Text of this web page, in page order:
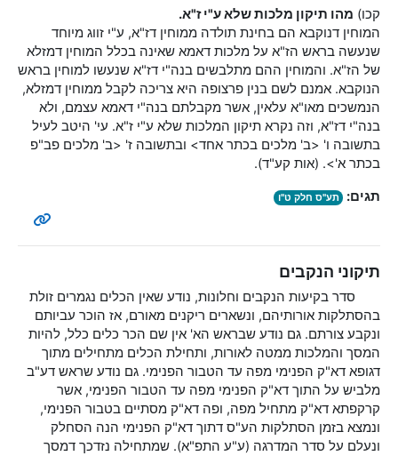
קכו) מהו תיקון מלכות שלא ע"י ז"א.
המוחין דנוקבא הם בחינת תולדה ממוחין דז"א, ע"י זווג מיוחד
שנעשה בראש הז"א על מלכות דאמא שאינה בכלל המוחין דמזלא
של הז"א. והמוחין ההם מתלבשים בנה"י דז"א שנעשו למוחין בראש
הנוקבא. אמנם לשם בנין פרצופה היא צריכה לקבל ממוחין דמזלא,
הנמשכים מאו"א עלאין, אשר מקבלתם בנה"י דאמא עצמם, ולא
בנה"י דז"א, וזה נקרא תיקון המלכות שלא ע"י ז"א. עי' היטב לעיל
בתשובה ו' <ב' מלכים בכתר אחד> ובתשובה ז' <ב' מלכים פב"פ
בכתר א'>. (אות קע"ד).
תגים: תע"ס חלק ט"ו
תיקוני הנקבים
סדר בקיעות הנקבים וחלונות, נודע שאין הכלים נגמרים זולת
בהסתלקות אורותיהם, ונשארים ריקנים מאורם, אז הוכר עביותם
ונקבע צורתם. גם נודע שבראש הא' אין שם הכר כלים כלל, להיות
המסך והמלכות ממטה לאורות, ותחילת הכלים מתחילים מתוך
דגופא דא"ק הפנימי מפה עד הטבור הפנימי. גם נודע שראש דע"ב
מלביש על התוך דא"ק הפנימי מפה עד הטבור הפנימי, אשר
קרקפתא דא"ק מתחיל מפה, ופה דא"ק מסתיים בטבור הפנימי,
ונמצא בזמן הסתלקות הע"ס דתוך דא"ק הפנימי הנה הסחלק
ונעלם על סדר המדרגה (ע"ע התפ"א). שמתחילה נזדכך דמסך